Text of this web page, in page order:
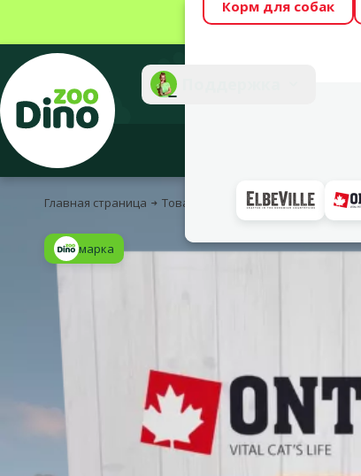
Весь
Корм для собак
Главная страница Товары для кошек Корм и
марка